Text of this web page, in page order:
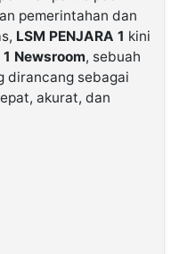
pemerintahan dan
LSM PENJARA 1 kini
1 Newsroom, sebuah
dirancang sebagai
akurat, dan